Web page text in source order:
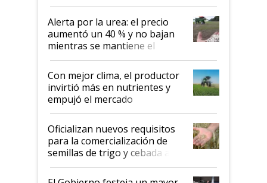
Alerta por la urea: el precio
aumentó un 40 % y no bajan
mientras se mantiene el
conflicto en Medio Oriente
Con mejor clima, el productor
invirtió más en nutrientes y
empujó el mercado
Oficializan nuevos requisitos
para la comercialización de
semillas de trigo y cebada a
granel